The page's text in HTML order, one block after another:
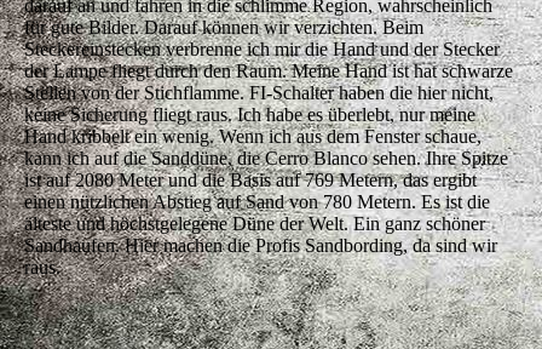
darauf an und fahren in die schlimme Region, wahrscheinlich
für gute Bilder. Darauf können wir verzichten. Beim
Steckereinstecken verbrenne ich mir die Hand und der Stecker
der Lampe fliegt durch den Raum. Meine Hand ist hat schwarze
Stellen von der Stichflamme. FI-Schalter haben die hier nicht,
keine Sicherung fliegt raus. Ich habe es überlebt, nur meine
Hand kribbelt ein wenig. Wenn ich aus dem Fenster schaue,
kann ich auf die Sanddüne, die Cerro Blanco sehen. Ihre Spitze
ist auf 2080 Meter und die Basis auf 769 Metern, das ergibt
einen nützlichen Abstieg auf Sand von 780 Metern. Es ist die
älteste und höchstgelegene Düne der Welt. Ein ganz schöner
Sandhaufen. Hier machen die Profis Sandbording, da sind wir
raus.